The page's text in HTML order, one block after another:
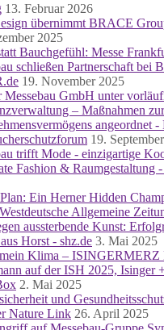
13. Februar 2026
übernimmt BRACE
2025
Bauchgefühl: Messe
schließen Partnerschaft bei
19. November 2025
Messebau GmbH unter
– Maßnahmen
angeordnet -
19.
trifft Mode - einzigartige
Fashion & Raumgestaltung
Ein Herner Hidden
Allgemeine
aussterbende Kunst:
Horst - shz.de 3. Mai 2025
Klima – ISINGERMERZ
auf der ISH 2025, Isinger
2. Mai 2025
und
Nature Link 26. April 2025